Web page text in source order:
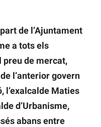
de l’Ajuntament
a tots els
preu de mercat,
l’anterior govern
l’exalcalde Maties
d’Urbanisme,
abans entre